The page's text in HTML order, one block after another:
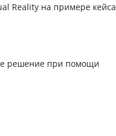
Reality на примере кейса
решение при помощи